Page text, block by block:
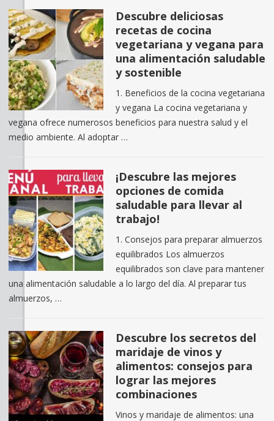
Descubre deliciosas
recetas de cocina
vegetariana y vegana para
una alimentación saludable
y sostenible
1. Beneficios de la cocina vegetariana
y vegana La cocina vegetariana y
vegana ofrece numerosos beneficios para nuestra salud y el
medio ambiente. Al adoptar …
¡Descubre las mejores
opciones de comida
saludable para llevar al
trabajo!
1. Consejos para preparar almuerzos
equilibrados Los almuerzos
equilibrados son clave para mantener
una alimentación saludable a lo largo del día. Al preparar tus
almuerzos, …
Descubre los secretos del
maridaje de vinos y
alimentos: consejos para
lograr las mejores
combinaciones
Vinos y maridaje de alimentos: una